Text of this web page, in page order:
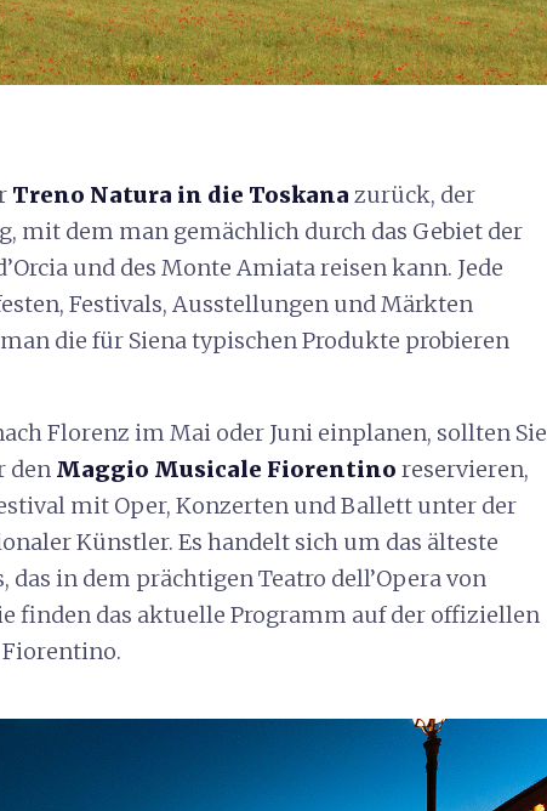
Treno Natura in die Toskana zurück, der
mit dem man gemächlich durch das Gebiet der
und des Monte Amiata reisen kann. Jede
Festivals, Ausstellungen und Märkten
die für Siena typischen Produkte probieren
Florenz im Mai oder Juni einplanen, sollten Sie
den Maggio Musicale Fiorentino reservieren,
mit Oper, Konzerten und Ballett unter der
Künstler. Es handelt sich um das älteste
in dem prächtigen Teatro dell’Opera von
finden das aktuelle Programm auf der offiziellen
Fiorentino.